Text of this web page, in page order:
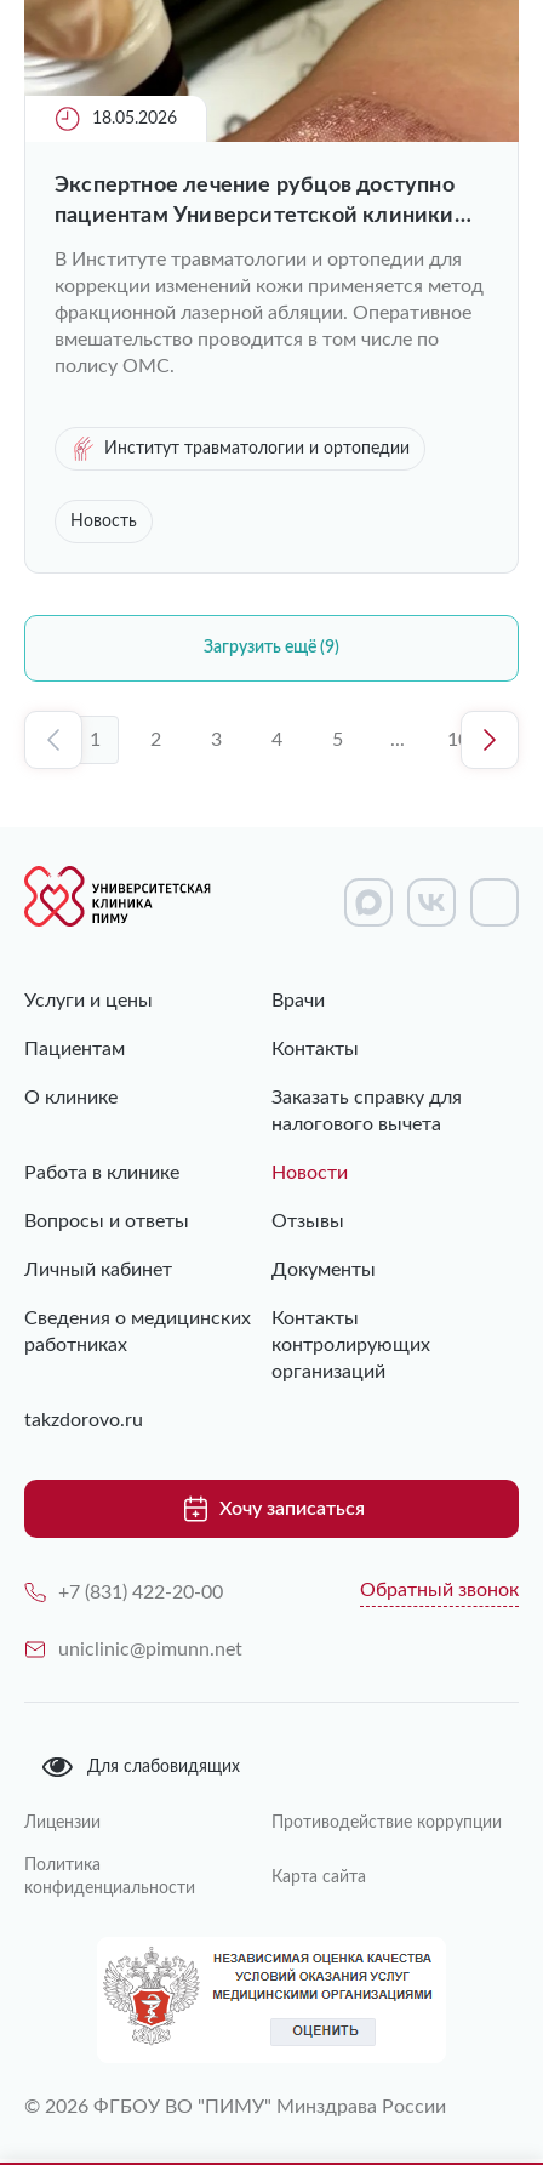
18.05.2026
Экспертное лечение рубцов доступно
пациентам Университетской клиники
В Институте травматологии и ортопедии для
коррекции изменений кожи применяется метод
фракционной лазерной абляции. Оперативное
вмешательство проводится в том числе по
полису ОМС.
Институт травматологии и ортопедии
Новость
Загрузить ещё (9)
1 2 3 4 5 ... 10
Услуги и цены Врачи
Пациентам Контакты
О клинике
Заказать справку для
налогового вычета
Работа в клинике Новости
Вопросы и ответы Отзывы
Личный кабинет Документы
Сведения о медицинских
работниках
Контакты
контролирующих
организаций
takzdorovo.ru
Хочу записаться
+7 (831) 422-20-00 Обратный звонок
uniclinic@pimunn.net
Для слабовидящих
Лицензии Противодействие коррупции
Политика
конфиденциальности
Карта сайта
© 2026 ФГБОУ ВО "ПИМУ" Минздрава России